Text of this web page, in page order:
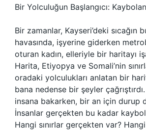
Bir Yolculuğun Başlangıcı:
Bir zamanlar, Kayseri’deki sıcağın
havasında, işyerine giderken
oturan kadın, elleriyle bir haritayı
Harita, Etiyopya ve Somali’nin
oradaki yolculukları anlatan bir
bana nedense bir şeyler
insana bakarken, bir an için durup
İnsanlar gerçekten bu kadar
Hangi sınırlar gerçekten var?